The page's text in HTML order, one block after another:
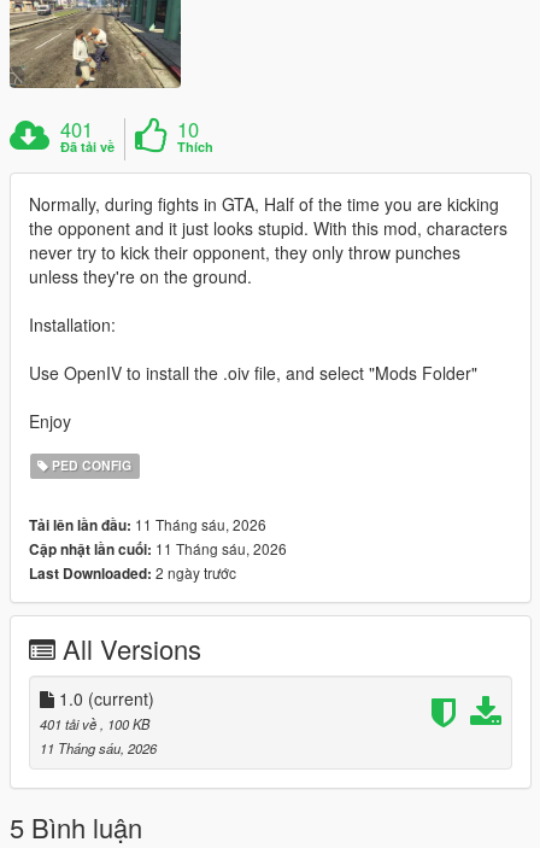
401
Đã tải về
10
Thích
Normally, during fights in GTA, Half of the time you are kicking
the opponent and it just looks stupid. With this mod, characters
never try to kick their opponent, they only throw punches
unless they're on the ground.
Installation:
Use OpenIV to install the .oiv file, and select "Mods Folder"
Enjoy
PED CONFIG
Tải lên lần đầu: 11 Tháng sáu, 2026
Cập nhật lần cuối: 11 Tháng sáu, 2026
Last Downloaded: 2 ngày trước
All Versions
1.0 (current)
401 tải về, 100 KB
11 Tháng sáu, 2026
5 Bình luận